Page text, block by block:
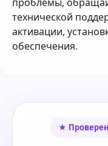
технической
активации,
обеспечения.
★